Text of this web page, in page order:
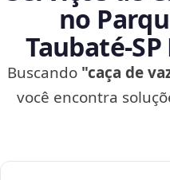
no
Buscando "caça de
você encontra